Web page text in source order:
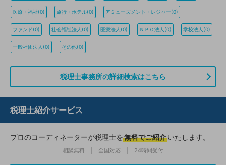
医療・福祉(0) 旅行・ホテル(0) アミューズメント・レジャー(0)
ファンド(0) 社会福祉法人(0) 医療法人(0) ＮＰＯ法人(0) 学校法人(0)
一般社団法人(0) その他(0)
税理士事務所の詳細検索はこちら
税理士紹介サービス
プロのコーディネーターが税理士を無料でご紹介いたします。
相談無料 全国対応 24時間受付